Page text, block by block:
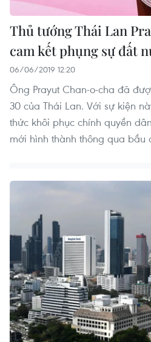
Thủ tướng Thái Lan
cam kết phụng sự đất
06/06/2019 12:20
Ông Prayut Chan-o-cha đã
30 của Thái Lan. Với sự kiện
thức khôi phục chính quyền
mới hình thành thông qua bầu